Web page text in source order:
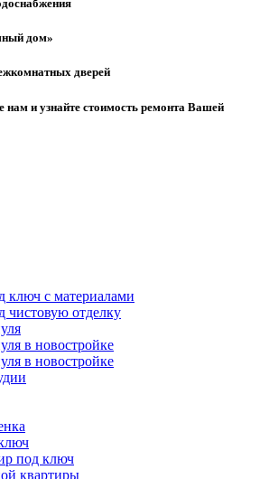
дом»
дверей
нам и узнайте стоимость ремонта Вашей
ключ с материалами
чистовую отделку
в новостройке
в новостройке
под ключ
квартиры